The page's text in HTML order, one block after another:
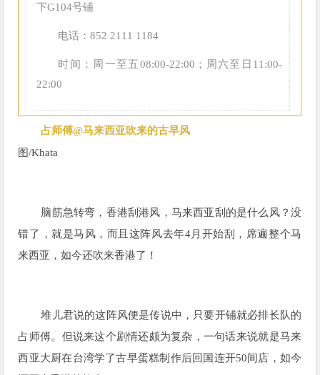
下G104号铺
电话：852 2111 1184
时间：周一至五08:00-22:00；周六至日11:00-
22:00
占师傅@马来西亚吹来的古早风
图/Khata
脑筋急转弯，香港刮港风，马来西亚刮的是什么风？没
错了，就是马风，而且这阵风去年4月开始刮，席遍整个马
来西亚，如今还吹来香港了！
堆儿君说的这阵风便是传说中，只要开铺就必排长队的
占师傅。但说来这个剧情还颇为复杂，一句话来说就是马来
西亚大厨在台湾学了古早蛋糕制作后回国连开50间店，如今